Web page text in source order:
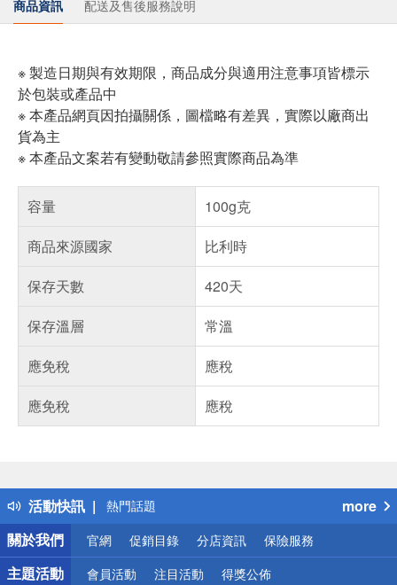
商品資訊 配送及售後服務說明
※ 製造日期與有效期限，商品成分與適用注意事項皆標示
於包裝或產品中
※ 本產品網頁因拍攝關係，圖檔略有差異，實際以廠商出
貨為主
※ 本產品文案若有變動敬請參照實際商品為準
容量
100g克
商品來源國家
比利時
保存天數
420天
保存溫層
常溫
應免稅
應稅
應免稅
應稅
活動快訊
得獎公告
熱門話題
銀行優惠
偏遠地區配送
詐騙網頁！請小心！
more
關於我們
官網 促銷目錄 分店資訊 保險服務
主題活動 會員活動 注目活動 得獎公佈